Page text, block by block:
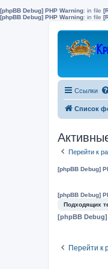
[phpBB Debug] PHP Warning: in file
[phpBB Debug] PHP Warning: in file
Ссылки
Список
Перейти к
[phpBB Debug]
[phpBB Debug]
Подходящих
[phpBB Debug]
Перейти к